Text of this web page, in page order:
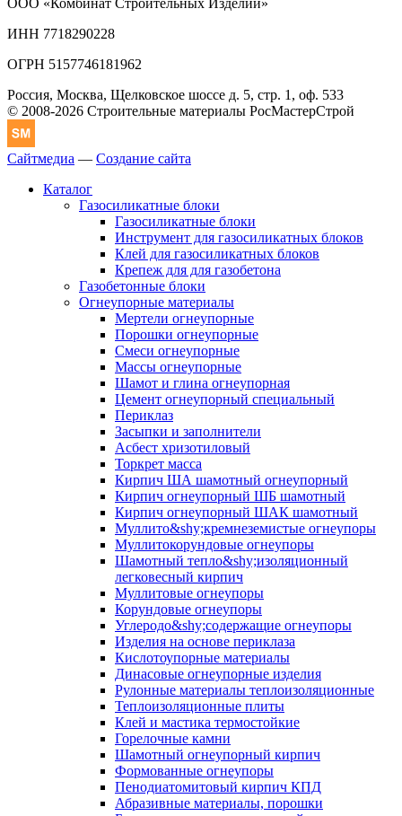
ООО «Комбинат Строительных Изделий»
ИНН 7718290228
ОГРН 5157746181962
Россия, Москва, Щелковское шоссе д. 5, стр. 1, оф. 533
© 2008-2026 Строительные материалы РосМастерСтрой
Сайтмедиа — Создание сайта
Каталог
Газосиликатные блоки
Газосиликатные блоки
Инструмент для газосиликатных блоков
Клей для газосиликатных блоков
Крепеж для для газобетона
Газобетонные блоки
Огнеупорные материалы
Мертели огнеупорные
Порошки огнеупорные
Смеси огнеупорные
Массы огнеупорные
Шамот и глина огнеупорная
Цемент огнеупорный специальный
Периклаз
Засыпки и заполнители
Асбест хризотиловый
Торкрет масса
Кирпич ША шамотный огнеупорный
Кирпич огнеупорный ШБ шамотный
Кирпич огнеупорный ШАК шамотный
Муллито&shy;­кремнеземистые огнеупоры
Муллито­корундовые огнеупоры
Шамотный тепло&shy;изоляционный
легковесный кирпич
Муллитовые огнеупоры
Корундовые огнеупоры
Углеродо&shy;содержащие огнеупоры
Изделия на основе периклаза
Кислотоупорные материалы
Динасовые огнеупорные изделия
Рулонные материалы теплоизоляционные
Тепло­изоляционные плиты
Клей и мастика термостойкие
Горелочные камни
Шамотный огнеупорный кирпич
Формованные огнеупоры
Пенодиатомитовый кирпич КПД
Абразивные материалы, порошки